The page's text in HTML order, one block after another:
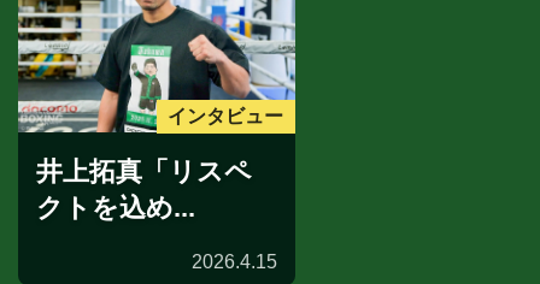
インタビュー
井上拓真「リスペ
クトを込め...
2026.4.15